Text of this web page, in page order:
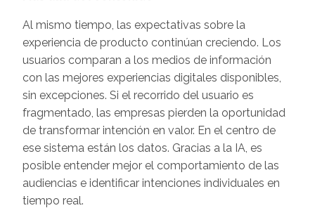
Al mismo tiempo, las expectativas sobre la
experiencia de producto continúan creciendo. Los
usuarios comparan a los medios de información
con las mejores experiencias digitales disponibles,
sin excepciones. Si el recorrido del usuario es
fragmentado, las empresas pierden la oportunidad
de transformar intención en valor. En el centro de
ese sistema están los datos. Gracias a la IA, es
posible entender mejor el comportamiento de las
audiencias e identificar intenciones individuales en
tiempo real.